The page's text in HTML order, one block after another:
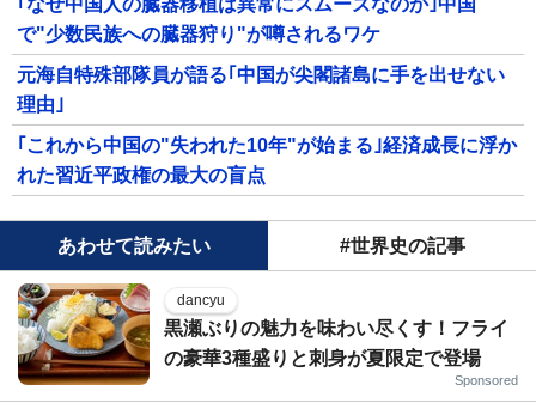
で"少数民族への臓器狩り"が噂されるワケ
元海自特殊部隊員が語る｢中国が尖閣諸島に手を出せない
理由｣
｢これから中国の"失われた10年"が始まる｣経済成長に浮か
れた習近平政権の最大の盲点
あわせて読みたい #世界史の記事
dancyu
黒瀬ぶりの魅力を味わい尽くす！フライ
の豪華3種盛りと刺身が夏限定で登場
Sponsored